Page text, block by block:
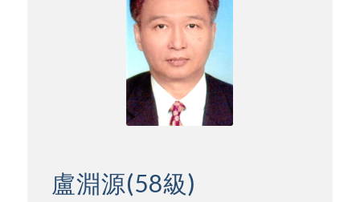
盧淵源(58級)